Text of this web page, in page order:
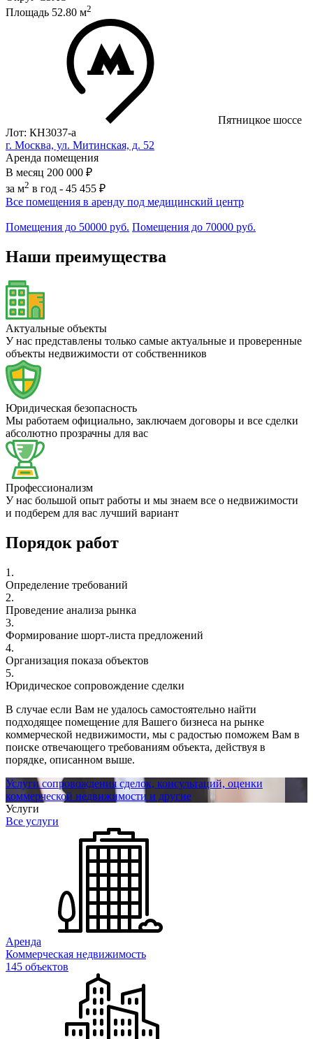
Площадь 52.80 м2
Пятницкое шоссе
Лот: КН3037-a
г. Москва, ул. Митинская, д. 52
Аренда помещения
В месяц 200 000 ₽
за м2 в год - 45 455 ₽
Все помещения в аренду под медицинский центр
Помещения до 50000 руб. Помещения до 70000 руб.
Наши преимущества
Актуальные объекты
У нас представлены только самые актуальные и проверенные
объекты недвижимости от собственников
Юридическая безопасность
Мы работаем официально, заключаем договоры и все сделки
абсолютно прозрачны для вас
Профессионализм
У нас большой опыт работы и мы знаем все о недвижимости
и подберем для вас лучший вариант
Порядок работ
1.
Определение требований
2.
Проведение анализа рынка
3.
Формирование шорт-листа предложений
4.
Организация показа объектов
5.
Юридическое сопровождение сделки
В случае если Вам не удалось самостоятельно найти
подходящее помещение для Вашего бизнеса на рынке
коммерческой недвижимости, мы с радостью поможем Вам в
поиске отвечающего требованиям объекта, действуя в
порядке, описанном выше.
Услуги сопровождения сделок, консультаций, оценки
коммерческой недвижимости и другие
Услуги
Все услуги
Аренда
Коммерческая недвижимость
145 объектов